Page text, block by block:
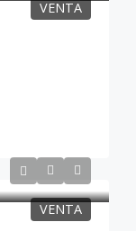
VENTA
VENTA